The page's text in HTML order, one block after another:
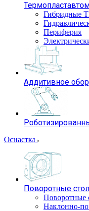
Гибридные
Периферия
Аддитивное
Оснастка
Поворотные
Поворотные
Наклонно-